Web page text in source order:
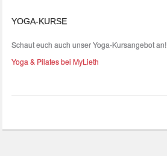
YOGA-KURSE
Schaut euch auch unser Yoga-Kursangebot an!
Yoga & Pilates bei MyLieth